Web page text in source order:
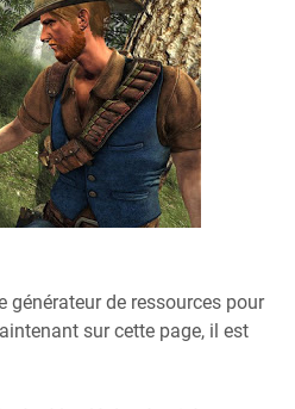
générateur de ressources pour
sur cette page, il est